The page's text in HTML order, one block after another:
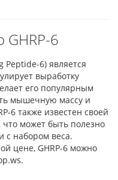
6
Peptide-6) является
выработку
его популярным
мышечную массу и
6 также известен своей
может быть полезно
с набором веса.
цене, GHRP-6 можно